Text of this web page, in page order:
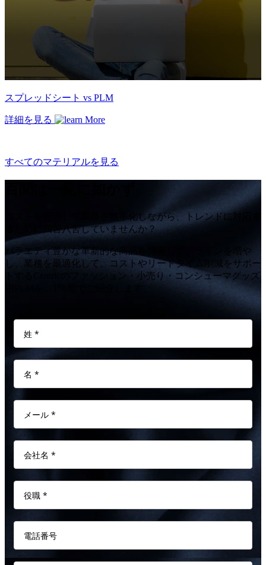
スプレッドシート vs PLM
詳細を見る
すべてのマテリアルを見る
コストを管理して業務を効率化しながら、トレンドに対応す
るために四苦八苦していませんか？
バラエティ豊かな革新的な商品を開発して、ラインを増や
し、業務を最適化して、コストやリードタイム削減をサポー
トするCentricのファッション・小売り・コンシューマグッズ